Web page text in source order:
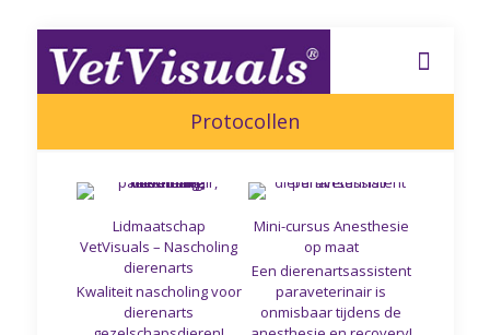
Protocollen
Lidmaatschap
VetVisuals – Nascholing
dierenarts
Kwaliteit nascholing voor
dierenarts
Mini-cursus Anesthesie
op maat
Een dierenartsassistent
paraveterinair is
onmisbaar tijdens de